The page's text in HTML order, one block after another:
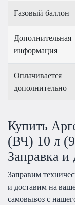
Газовый баллон
Дополнительная
информация
Оплачивается
дополнительно
Купить
(ВЧ) 10 л
Заправка и
Заправим
и доставим на
самовывоз с